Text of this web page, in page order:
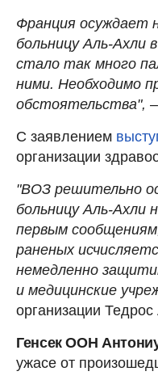
Франция осуждает
больницу Аль-Ахли
стало так много
ними. Необходимо
обстоятельства",
С заявлением
организации
"ВОЗ решительно
больницу Аль-Ахли
первым
раненых
немедленно
и медицинские
организации
Генсек ООН
ужасе от